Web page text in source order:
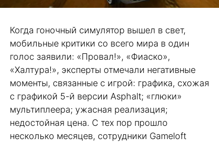
Когда гоночный симулятор вышел в свет,
мобильные критики со всего мира в один
голос заявили: «Провал!», «Фиаско»,
«Халтура!», эксперты отмечали негативные
моменты, связанные с игрой: графика, схожая
с графикой 5-й версии Asphalt; «глюки»
мультиплеера; ужасная реализация;
недостойная цена. С тех пор прошло
несколько месяцев, сотрудники Gameloft